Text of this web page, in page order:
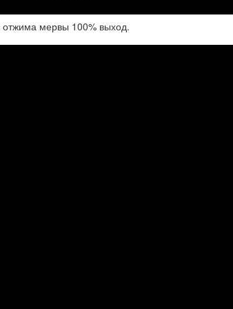
отжима мервы 100% выход.